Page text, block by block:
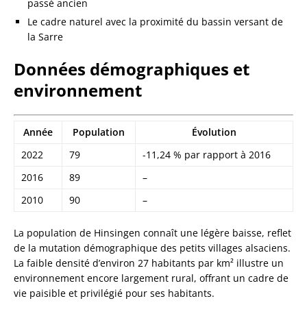
passé ancien
Le cadre naturel avec la proximité du bassin versant de
la Sarre
Données démographiques et
environnement
Année Population
Évolution
2022
79
-11,24 % par rapport à 2016
2016
89
–
2010
90 –
La population de Hinsingen connaît une légère baisse, reflet
de la mutation démographique des petits villages alsaciens.
La faible densité d’environ 27 habitants par km² illustre un
environnement encore largement rural, offrant un cadre de
vie paisible et privilégié pour ses habitants.